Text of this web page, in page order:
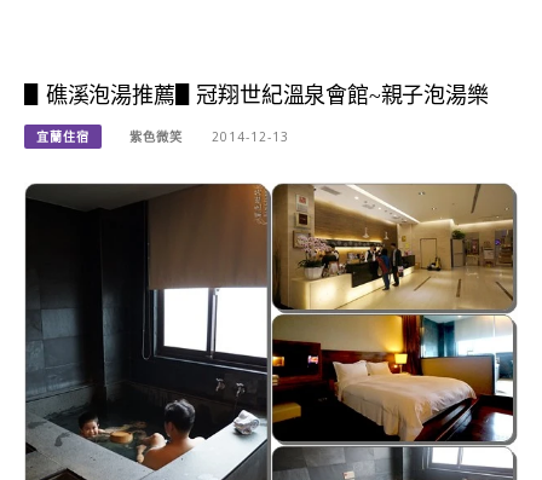
▋礁溪泡湯推薦▋冠翔世紀溫泉會館~親子泡湯樂
宜蘭住宿 紫色微笑 2014-12-13